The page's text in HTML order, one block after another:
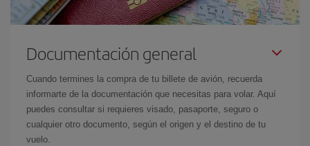
Documentación general
Cuando termines la compra de tu billete de avión, recuerda
informarte de la documentación que necesitas para volar. Aquí
puedes consultar si requieres visado, pasaporte, seguro o
cualquier otro documento, según el origen y el destino de tu
vuelo.